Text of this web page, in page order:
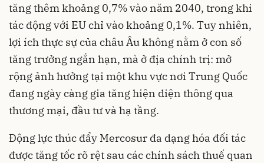
tăng thêm khoảng 0,7% vào năm 2040, trong khi
tác động với EU chỉ vào khoảng 0,1%. Tuy nhiên,
lợi ích thực sự của châu Âu không nằm ở con số
tăng trưởng ngắn hạn, mà ở địa chính trị: mở
rộng ảnh hưởng tại một khu vực nơi Trung Quốc
đang ngày càng gia tăng hiện diện thông qua
thương mại, đầu tư và hạ tầng.
Động lực thúc đẩy Mercosur đa dạng hóa đối tác
được tăng tốc rõ rệt sau các chính sách thuế quan